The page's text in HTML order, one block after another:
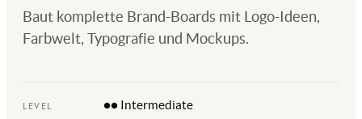
Baut komplette Brand-Boards mit Logo-Ideen,
Farbwelt, Typografie und Mockups.
LEVEL ●● Intermediate